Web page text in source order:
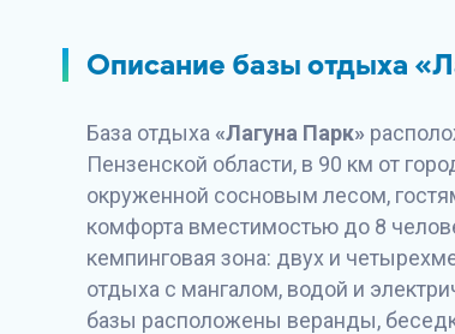
Описание базы отдыха
База отдыха «Лагуна Парк»
Пензенской области, в 90 км от
окруженной сосновым лесом,
комфорта вместимостью до 8
кемпинговая зона: двух и
отдыха с мангалом, водой и
базы расположены веранды,